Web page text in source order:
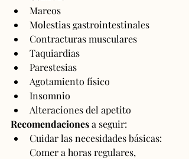
Mareos
Molestias gastrointestinales
Contracturas musculares
Taquiardias
Parestesias
Agotamiento físico
Insomnio
Alteraciones del apetito
Recomendaciones a seguir:
Cuidar las necesidades básicas:
Comer a horas regulares,